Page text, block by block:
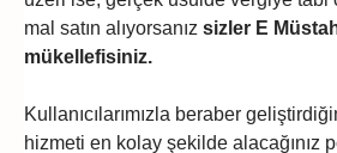
mal satın alıyorsanız sizler E
mükellefisiniz.
Kullanıcılarımızla beraber
hizmeti en kolay şekilde alacağınız